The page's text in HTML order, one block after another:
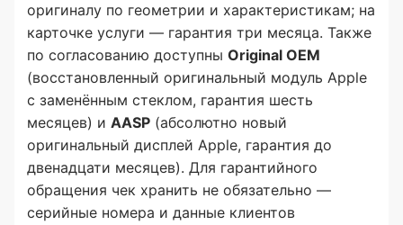
оригиналу по геометрии и характеристикам; на
карточке услуги — гарантия три месяца. Также
по согласованию доступны Original OEM
(восстановленный оригинальный модуль Apple
с заменённым стеклом, гарантия шесть
месяцев) и AASP (абсолютно новый
оригинальный дисплей Apple, гарантия до
двенадцати месяцев). Для гарантийного
обращения чек хранить не обязательно —
серийные номера и данные клиентов